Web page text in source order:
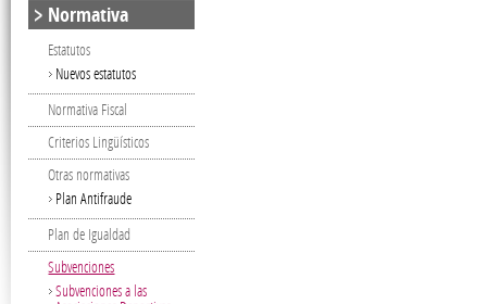
Normativa
Estatutos
Nuevos estatutos
Normativa Fiscal
Criterios Lingüísticos
Otras normativas
Plan Antifraude
Plan de Igualdad
Subvenciones
Subvenciones a las